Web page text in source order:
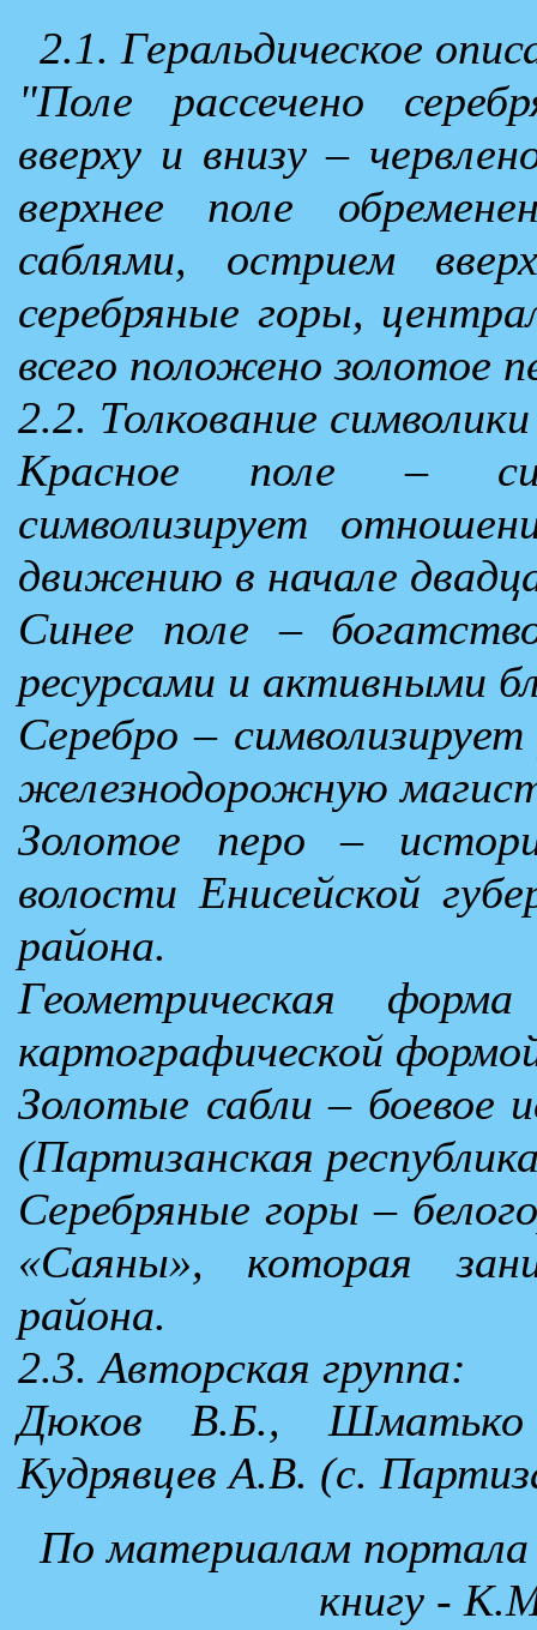
2.1. Геральдическое
"Поле рассечено
вверху и внизу –
верхнее поле
саблями, острием
серебряные горы,
всего положено золотое
2.2. Толкование
Красное поле –
символизирует
движению в начале
Синее поле –
ресурсами и активными
Серебро –
железнодорожную
Золотое перо –
волости Енисейской
района.
Геометрическая
картографической
Золотые сабли – боевое
(Партизанская
Серебряные горы –
«Саяны», которая
района.
2.3. Авторская группа:
Дюков В.Б., Шматько
Кудрявцев А.В. (с.
По материалам
книгу -